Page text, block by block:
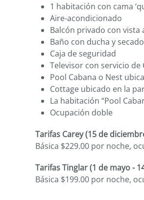
1 habitación con cama
Aire-acondicionado
Balcón privado con vista
Baño con ducha y
Caja de seguridad
Televisor con servicio de
Pool Cabana o Nest
Cottage ubicado en la
La habitación “Pool
Ocupación doble
Tarifas Carey (15 de
Básica $229.00 por noche,
Tarifas Tinglar (1 de mayo -
Básica $199.00 por noche,